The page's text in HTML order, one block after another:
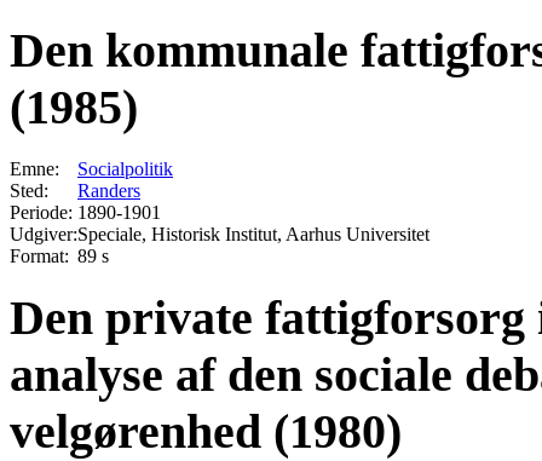
Den kommunale
(1985)
Emne:
Socialpolitik
Sted:
Randers
Periode: 1890-1901
Udgiver:Speciale, Historisk Institut, Aarhus Universitet
Format: 89 s
Den private fattigforsorg
analyse af den sociale
velgørenhed (1980)